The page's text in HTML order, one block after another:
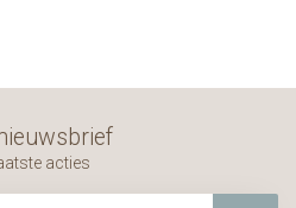
acties